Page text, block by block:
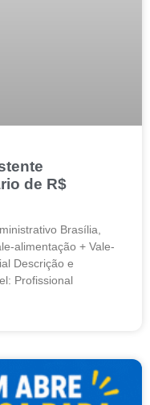
de R$
Brasília,
alimentação + Vale-
Descrição e
Profissional